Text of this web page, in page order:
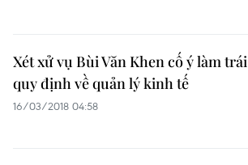
Xét xử vụ Bùi Văn Khen cố ý làm trái
quy định về quản lý kinh tế
16/03/2018 04:58